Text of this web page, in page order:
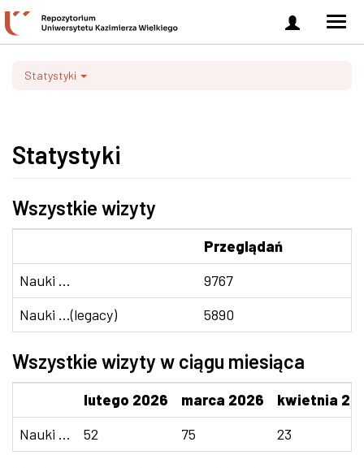
Zaloguj
się
Statystyki
Statystyki
Wszystkie wizyty
Przeglądań
Nauki ...
9767
Nauki ...(legacy)
5890
Wszystkie wizyty w ciągu miesiąca
lutego 2026 marca 2026
kwietnia
Nauki ...
52 75 23